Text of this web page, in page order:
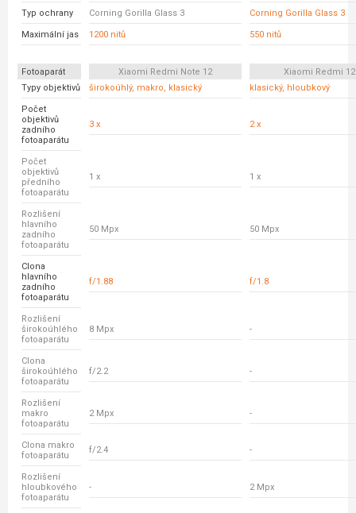
Typ ochrany Corning Gorilla Glass 3 Corning Gorilla Glass 3
Maximální jas 1200 nitů 550 nitů
Fotoaparát Xiaomi Redmi Note 12
Xiaomi Redmi 12
Typy objektivů
širokoúhlý, makro, klasický klasický, hloubkový
Počet
objektivů
zadního
fotoaparátu
3 x 2 x
Počet
objektivů
předního
fotoaparátu
1 x 1 x
Rozlišení
hlavního
zadního
fotoaparátu
50 Mpx 50 Mpx
Clona
hlavního
zadního
fotoaparátu
f/1.88 f/1.8
Rozlišení
širokoúhlého
fotoaparátu
8 Mpx -
Clona
širokoúhlého
fotoaparátu
f/2.2 -
Rozlišení
makro
fotoaparátu
2 Mpx -
Clona makro
fotoaparátu
f/2.4 -
Rozlišení
hloubkového
fotoaparátu
- 2 Mpx